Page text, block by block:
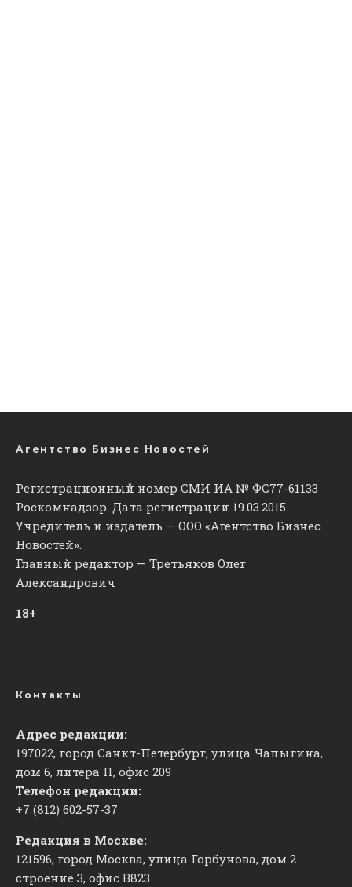
Агентство Бизнес Новостей
Регистрационный номер СМИ ИА № ФС77-61133
Роскомнадзор. Дата регистрации 19.03.2015.
Учредитель и издатель — ООО «Агентство Бизнес
Новостей».
Главный редактор — Третьяков Олег
Александрович
18+
Контакты
Адрес редакции:
197022, город Санкт-Петербург, улица Чапыгина,
дом 6, литера П, офис 209
Телефон редакции:
+7 (812) 602-57-37
Редакция в Москве:
121596, город Москва, улица Горбунова, дом 2
строение 3, офис ​В823